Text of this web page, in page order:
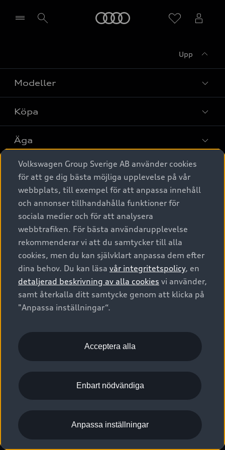
Upp
Modeller
Alla modeller
Elbilar
A6 modellerna
SUV
Avant
Audi Sport
Köpa
Privaterbjudanden
Privatleasing
Nya bilar i lager
Begagnade bilar i lager
Audi approved :plus - så gott som nya
Finansiering
Audi exclusive
Provkörning
Äga
Service & tillbehör
Audi digital services
Originaltillbehör - köp online
Garantier
Försäkring
Digitala manualer för din Audi
Audi Collection – livsstilsartiklar
Vanliga frågor
2G/3G nätet stängs ned - Hur påverkas min bil av detta?
Tjänstebil
Tjänstebil
Business lease online
Företagsleasing
Om Audi Sverige
Kontakta oss
Audi Återförsäljare/-serviceverkstad
myAudi
Pressmeddelanden
Nyhetsbrev
Vårt hållbarhetsarbete
Lediga tjänster huvudkontor
Lediga tjänster hos Audi Återförsäljare
Kommentar till mediauppgifter om dataläcka
© 2026 AUDI SVERIGE. All Rights Reserved.
Utgivare Juridiskt
Juridiskt Audi AG
Juridiskt Audi Digital Giveaway
Anpassa inställningar för cookies
Visselblåsarkanaler
Volkswagen Group Sverige AB använder cookies
för att ge dig bästa möjliga upplevelse på vår
webbplats, till exempel för att anpassa innehåll
och annonser tillhandahålla funktioner för
sociala medier och för att analysera
webbtrafiken. För bästa användarupplevelse
rekommenderar vi att du samtycker till alla
cookies, men du kan självklart anpassa dem efter
dina behov. Du kan läsa vår integritetspolicy, en
detaljerad beskrivning av alla cookies vi använder,
samt återkalla ditt samtycke genom att klicka på
"Anpassa inställningar“.
Acceptera alla
Enbart nödvändiga
Anpassa inställningar